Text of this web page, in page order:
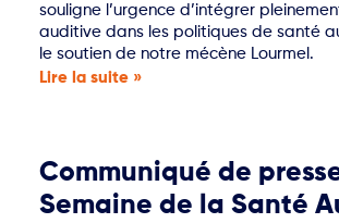
souligne l’urgence d’intégrer
auditive dans les politiques de santé
le soutien de notre mécène Lourmel.
Lire la suite »
Communiqué de
Semaine de la Santé